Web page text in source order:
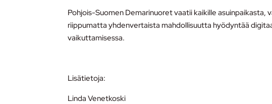
Pohjois-Suomen Demarinuoret vaatii kaikille
riippumatta yhdenvertaista mahdollisuutta hyödyntää
vaikuttamisessa.
Lisätietoja:
Linda Venetkoski